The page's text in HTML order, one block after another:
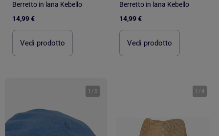
Berretto in lana Kebello
14,99 €
Vedi prodotto
Berretto in lana Kebello
14,99 €
Vedi prodotto
1 / 5 1 /4